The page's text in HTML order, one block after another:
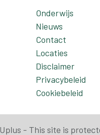
Onderwijs
Nieuws
Contact
Locaties
Disclaimer
Privacybeleid
Cookiebeleid
- This site is